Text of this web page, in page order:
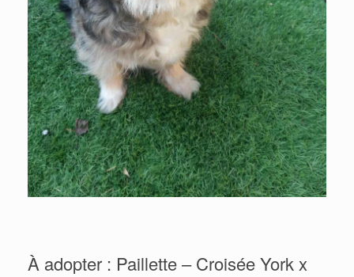
À adopter : Paillette – Croisée York x